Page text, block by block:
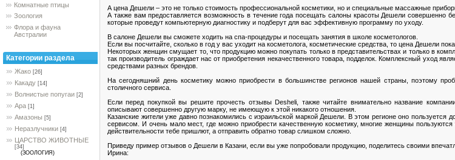
Комнатные птицы
Зоология
Флора и фауна
Австралии
Категории раздела
Жако [26]
Какаду [14]
Волнистые попугаи [2]
Ара [1]
Амазоны [5]
Неразлучники [4]
ЦАРСТВО ЖИВОТНЫЕ
[34]
(ЗООЛОГИЯ)
А цена Дешели – это не только стоимость профессиональной косметики, но и специальные массажные
А также вам предоставляется возможность в течение года посещать салоны красоты Дешели совершенно
которые проведут компьютерную диагностику и подберут для вас эффективную программу по уходу.
В салоне Дешели вы сможете ходить на спа-процедуры и посещать занятия в школе косметологов.
Если вы посчитайте, сколько в год у вас уходит на косметолога, косметические средства, то цена Дешели
Некоторых женщин смущает то, что продукцию можно покупать только в представительствах и только в
так производитель ограждает нас от приобретения некачественного товара, подделок. Комплексный уход
средствами разных брендов.
На сегодняшний день косметику можно приобрести в большинстве регионов нашей страны, поэтому
столичного сервиса.
Если перед покупкой вы решите прочесть отзывы Desheli, также читайте внимательно название
описывают совершенно другую марку, не имеющую к этой никакого отношения.
Казанские жители уже давно познакомились с израильской маркой Дешели. В этом регионе оно
сервисом. И очень мало мест, где можно приобрести качественную косметику, многие женщины
действительности тебе пришлют, а отправить обратно товар слишком сложно.
Приведу пример отзывов о Дешели в Казани, если вы уже попробовали продукцию, поделитесь своими
Ирина: